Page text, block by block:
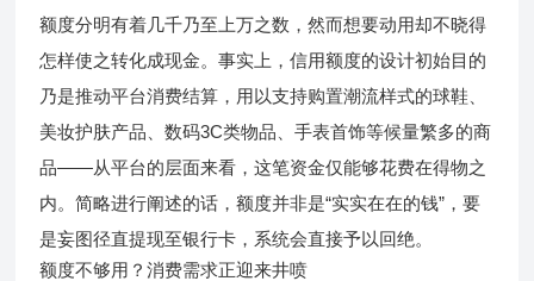
额度分明有着几千乃至上万之数，然而想要动用却不晓得
怎样使之转化成现金。事实上，信用额度的设计初始目的
乃是推动平台消费结算，用以支持购置潮流样式的球鞋、
美妆护肤产品、数码3C类物品、手表首饰等候量繁多的商
品——从平台的层面来看，这笔资金仅能够花费在得物之
内。简略进行阐述的话，额度并非是“实实在在的钱”，要
是妄图径直提现至银行卡，系统会直接予以回绝。
额度不够用？消费需求正迎来井喷